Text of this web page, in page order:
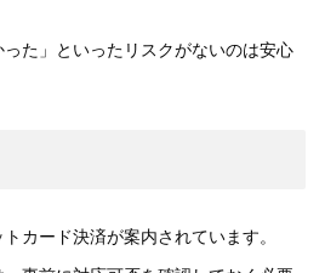
った」といったリスクがないのは安心
カード決済が案内されています。